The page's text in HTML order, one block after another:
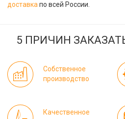
доставкапо всей России.
5 ПРИЧИН
Собственное
производство
Качественное